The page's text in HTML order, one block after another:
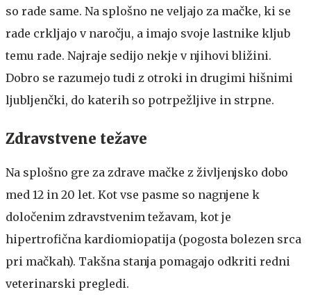
so rade same. Na splošno ne veljajo za mačke, ki se
rade crkljajo v naročju, a imajo svoje lastnike kljub
temu rade. Najraje sedijo nekje v njihovi bližini.
Dobro se razumejo tudi z otroki in drugimi hišnimi
ljubljenčki, do katerih so potrpežljive in strpne.
Zdravstvene težave
Na splošno gre za zdrave mačke z življenjsko dobo
med 12 in 20 let. Kot vse pasme so nagnjene k
določenim zdravstvenim težavam, kot je
hipertrofična kardiomiopatija (pogosta bolezen srca
pri mačkah). Takšna stanja pomagajo odkriti redni
veterinarski pregledi.